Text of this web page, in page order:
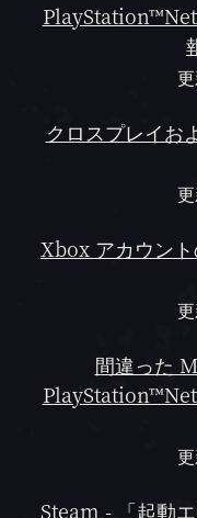
クロスプレイお
Xbox アカウン
間違った
Steam - 「起動